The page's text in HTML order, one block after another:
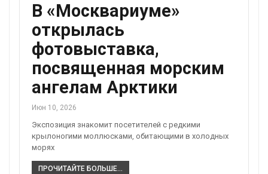
В «Москвариуме»
открылась
фотовыставка,
посвященная морским
ангелам Арктики
Июн 10, 2026
Экспозиция знакомит посетителей с редкими
крылоногими моллюсками, обитающими в холодных
морях
ПРОЧИТАЙТЕ БОЛЬШЕ...